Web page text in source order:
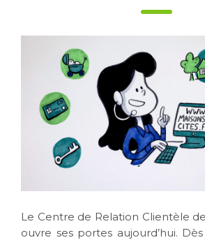
Le Centre de Relation Clientèle
ouvre ses portes aujourd’hui.